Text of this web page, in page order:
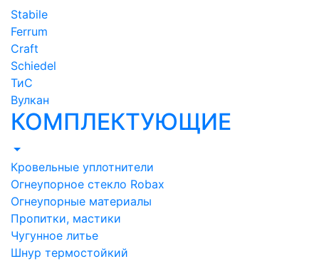
Stabile
Ferrum
Craft
Schiedel
ТиС
Вулкан
КОМПЛЕКТУЮЩИЕ
Кровельные уплотнители
Огнеупорное стекло Robax
Огнеупорные материалы
Пропитки, мастики
Чугунное литье
Шнур термостойкий